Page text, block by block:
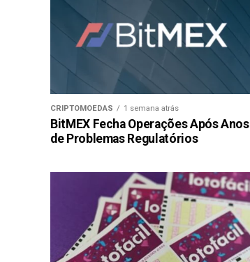
CRIPTOMOEDAS 1 semana atrás
BitMEX Fecha Operações Após Anos
de Problemas Regulatórios